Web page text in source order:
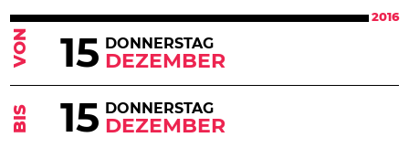
2016
VON 15 DONNERSTAG
DEZEMBER
BIS 15 DONNERSTAG
DEZEMBER